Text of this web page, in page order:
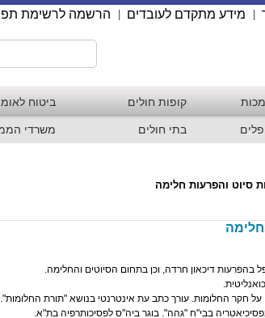
מידע מתקדם לעובדים הרשמה לרשימת
קופות חולים ביטוח
בתי חולים משרדי
סיוט והפרעות חלימה
חלימה
בהפרעות דיכאון חרדה, וכן בתחום הסיוטים והחלימה.
חקר החלומות. עורך כתב עת אינטרנטי בנושא "תורת החלומות".
בבי"ח "גהה". בוגר ביה"ס לפסיכותרפיה בת"א.